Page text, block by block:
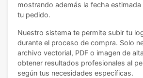
mostrando además la fecha estimada
tu pedido.
Nuestro sistema te permite subir tu
durante el proceso de compra. Solo
archivo vectorial, PDF o imagen de
obtener resultados profesionales al
según tus necesidades específicas.